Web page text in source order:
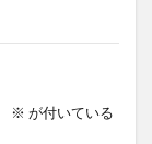
※ が付いている